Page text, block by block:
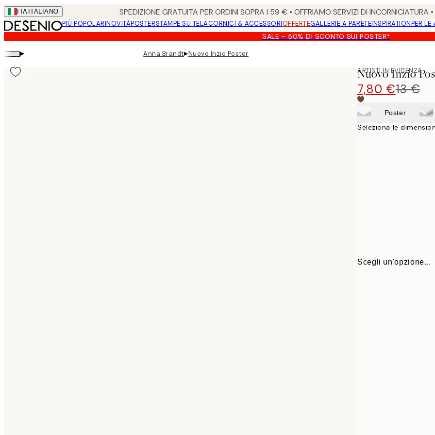
Skip
to
main
content.
ITA ITALIANO SPEDIZIONE GRATUITA PER ORDINI SOPRA I 59 € • OFFRIAMO SERVIZI DI
PIÚ POPOLARINOVITÀPOSTERSTAMPE SU TELACORNICI & ACCESSORIOFFERTEGALLERIE A PARETEINSPIRATIONPER LE
SALE - 50% DI SCONTO SUI POSTER*
▸ Anna Brandt▸Nuovo Inzio Poster
ARTISTI IN EVIDENZA
Nuovo Inzio
7,80 €13 €
Poster
Seleziona le
Scegli un'opzione...